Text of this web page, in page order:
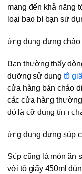
mang đến khả năng
loại bao bì bạn sử
ứng dụng đựng
Bạn thường thấy
dưỡng sử dụng tô
cửa hàng bán cháo
các cửa hàng
đó là cỡ dung tính
ứng dụng đựng súp
Súp cũng là món ăn
với tô giấy 450ml